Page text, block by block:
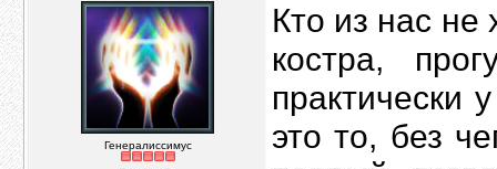
Генералиссимус
Кто из нас
костра,
практически
это то, без